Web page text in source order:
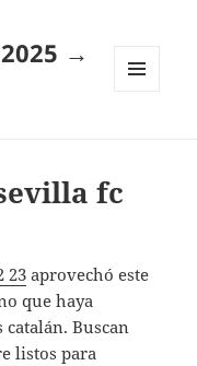
→
fc
23aprovechó este
que haya
Buscan
listos para